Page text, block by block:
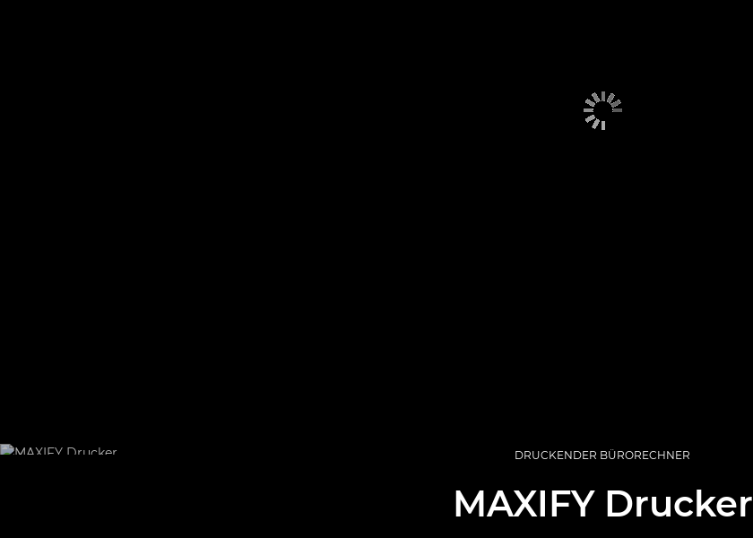
DRUCKENDER BÜRORECHNER
MAXIFY Drucker